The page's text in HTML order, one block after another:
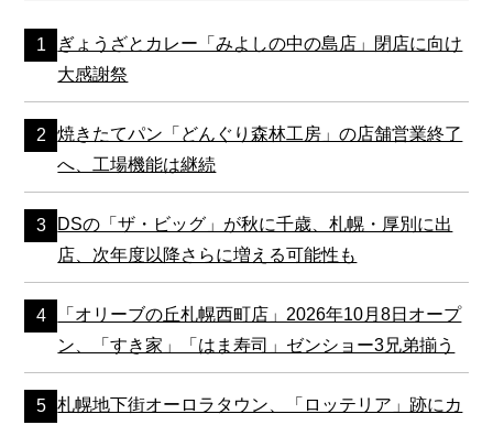
ぎょうざとカレー「みよしの中の島店」閉店に向け
大感謝祭
焼きたてパン「どんぐり森林工房」の店舗営業終了
へ、工場機能は継続
DSの「ザ・ビッグ」が秋に千歳、札幌・厚別に出
店、次年度以降さらに増える可能性も
「オリーブの丘札幌西町店」2026年10月8日オープ
ン、「すき家」「はま寿司」ゼンショー3兄弟揃う
札幌地下街オーロラタウン、「ロッテリア」跡にカ